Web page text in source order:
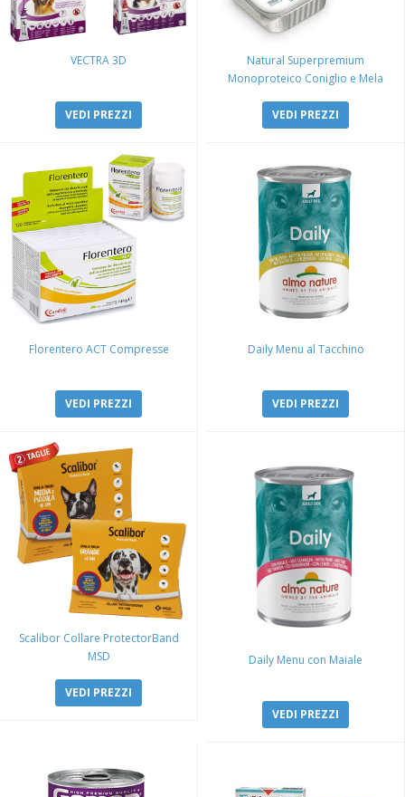
VECTRA 3D
VEDI PREZZI
Natural Superpremium
Monoproteico Coniglio e Mela
VEDI PREZZI
Florentero ACT Compresse
VEDI PREZZI
Daily Menu al Tacchino
VEDI PREZZI
Scalibor Collare ProtectorBand
MSD
VEDI PREZZI
Daily Menu con Maiale
VEDI PREZZI